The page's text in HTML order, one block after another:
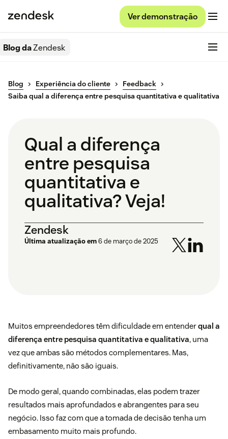
Ver demonstração
Blog daZendesk
Blog Experiência do cliente
Feedback
Saiba qual a diferença entre pesquisa quantitativa e qualitativa
Qual a diferença
entre pesquisa
quantitativa e
qualitativa? Veja!
Zendesk
Última atualização em6 de março de 2025
Muitos empreendedores têm dificuldade em entenderqual a
diferença entre pesquisa quantitativa e qualitativa, uma
vez que ambas são métodos complementares. Mas,
definitivamente, não são iguais.
De modo geral, quando combinadas, elas podem trazer
resultados mais aprofundados e abrangentes para seu
negócio. Isso faz com que a tomada de decisão tenha um
embasamento muito mais profundo.